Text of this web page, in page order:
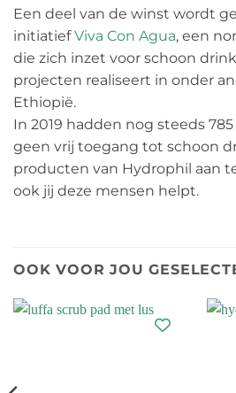
Een deel van de winst wordt
initiatiefViva Con Agua, een
die zich inzet voor schoon
projecten realiseert in onder
Ethiopië.
In 2019 hadden nog steeds
geen vrij toegang tot schoon
producten van Hydrophil aan
ook jij deze mensen helpt.
OOK VOOR JOU